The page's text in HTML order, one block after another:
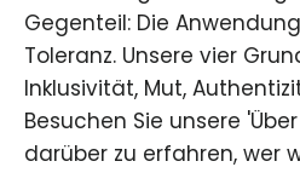
Gegenteil: Die
Toleranz. Unsere vier
Inklusivität, Mut,
Besuchen Sie unsere
darüber zu erfahren, wer